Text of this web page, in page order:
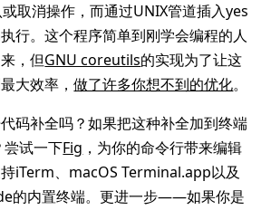
取消操作，而通过UNIX管道插入yes
行。这个程序简单到刚学会编程的人
，但GNU coreutils的实现为了让这
大效率，做了许多你想不到的优化。
码补全吗？如果把这种补全加到终端
试一下Fig ，为你的命令行带来编辑
iTerm、macOS Terminal.app以及
的内置终端。更进一步——如果你是